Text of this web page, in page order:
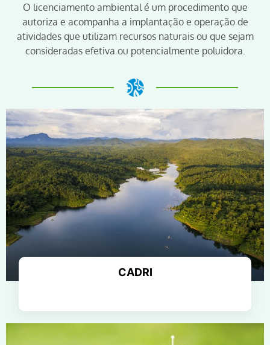
O licenciamento ambiental é um procedimento que
autoriza e acompanha a implantação e operação de
atividades que utilizam recursos naturais ou que sejam
consideradas efetiva ou potencialmente poluidora.
CADRI